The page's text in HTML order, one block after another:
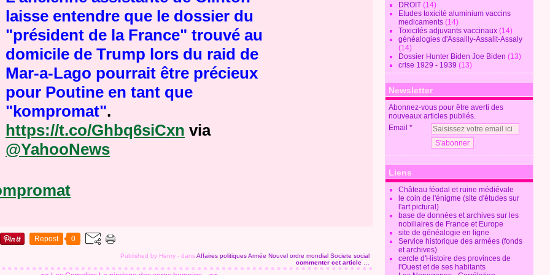
laisse entendre que le dossier du
"président de la France" trouvé au
domicile de Trump lors du raid de
Mar-a-Lago pourrait être précieux
pour Poutine en tant que
"kompromat".
https://t.co/Ghbq6siCxn via
@YahooNews
Repost 0
Published by Henry - dansAffaires politiquesArmée Nouvel ordre mondial Societe social
commenter cet article
DROIT (14)
Etudes toxicité aluminium vaccins
medicaments (14)
Toxicités adjuvants vaccinaux (14)
généalogies d'Assailly-Assalit-Assaly
(14)
Dossier Hunter Biden Joe Biden (13)
crise 1929 - 1939 (13)
Newsletter
Abonnez-vous pour être averti des
nouveaux articles publiés.
Email
Liens
Château féodal et ruine médiévale
le coin de l'énigme (site d'études sur
l'art pictural)
base de données et archives sur les
nobiliaires de France et Europe
site de généalogie en ligne
Service historique des armées (fonds
et archives)
cercle d'Histoire des provinces de
l'Ouest et de ses habitants